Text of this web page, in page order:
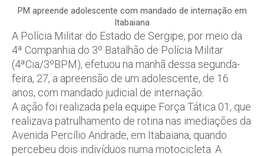
PM apreende adolescente com mandado de internação em
Itabaiana
A Polícia Militar do Estado de Sergipe, por meio da
4ª Companhia do 3º Batalhão de Polícia Militar
(4ªCia/3ºBPM), efetuou na manhã dessa segunda-
feira, 27, a apreensão de um adolescente, de 16
anos, com mandado judicial de internação.
A ação foi realizada pela equipe Força Tática 01, que
realizava patrulhamento de rotina nas imediações da
Avenida Percílio Andrade, em Itabaiana, quando
percebeu dois indivíduos numa motocicleta. A